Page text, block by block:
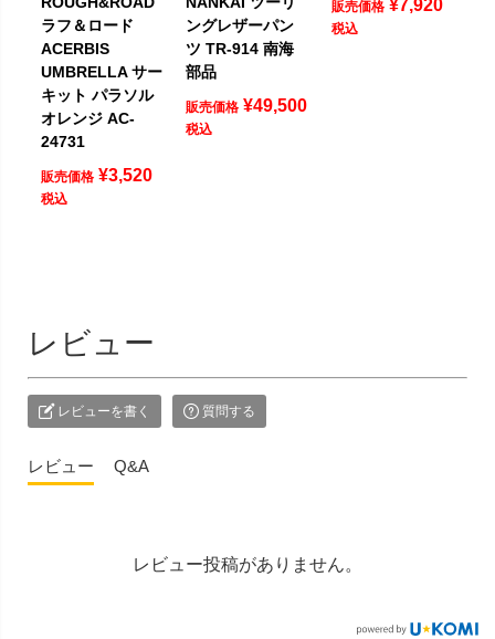
ラフ＆ロード
ACERBIS
UMBRELLA サー
キット パラソル
オレンジ AC-
24731
販売価格 ¥3,520
税込
ングレザーパン
ツ TR-914 南海
部品
販売価格 ¥49,500
税込
販売価格 ¥7,920
税込
レビュー
レビューを書く 質問する
レビュー Q&A
レビュー投稿がありません。